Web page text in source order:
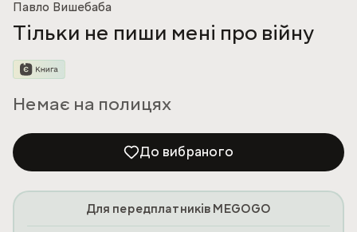
Павло Вишебаба
Тільки не пиши мені про війну
Немає на полицях
До вибраного
Для передплатників MEGOGO